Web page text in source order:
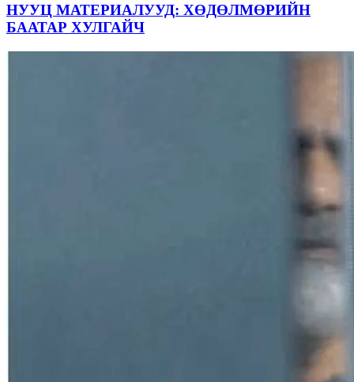
НУУЦ МАТЕРИАЛУУД: ХӨДӨЛМӨРИЙН
БААТАР ХУЛГАЙЧ